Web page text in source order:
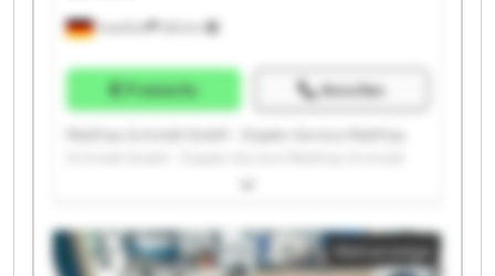
Frankfurt
Preisinfo Anrufen
Matthias Schmidt GmbH - Stapler-Service Matthias
GmbH - Stapler-Service Matthias Schmidt GmbH -
Service Matthias Schmidt GmbH - Stapler-Service
Matthias Schmidt GmbH - Stapler-Service Matthias
Kleinanzeige